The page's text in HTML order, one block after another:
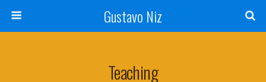
Gustavo Niz
Teaching